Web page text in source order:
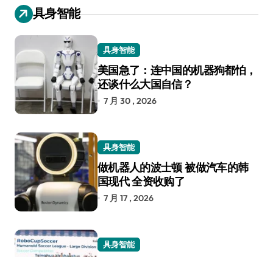
具身智能
具身智能
美国急了：连中国的机器狗都怕，
还谈什么大国自信？
7 月 30 , 2026
具身智能
做机器人的波士顿 被做汽车的韩
国现代 全资收购了
7 月 17 , 2026
具身智能